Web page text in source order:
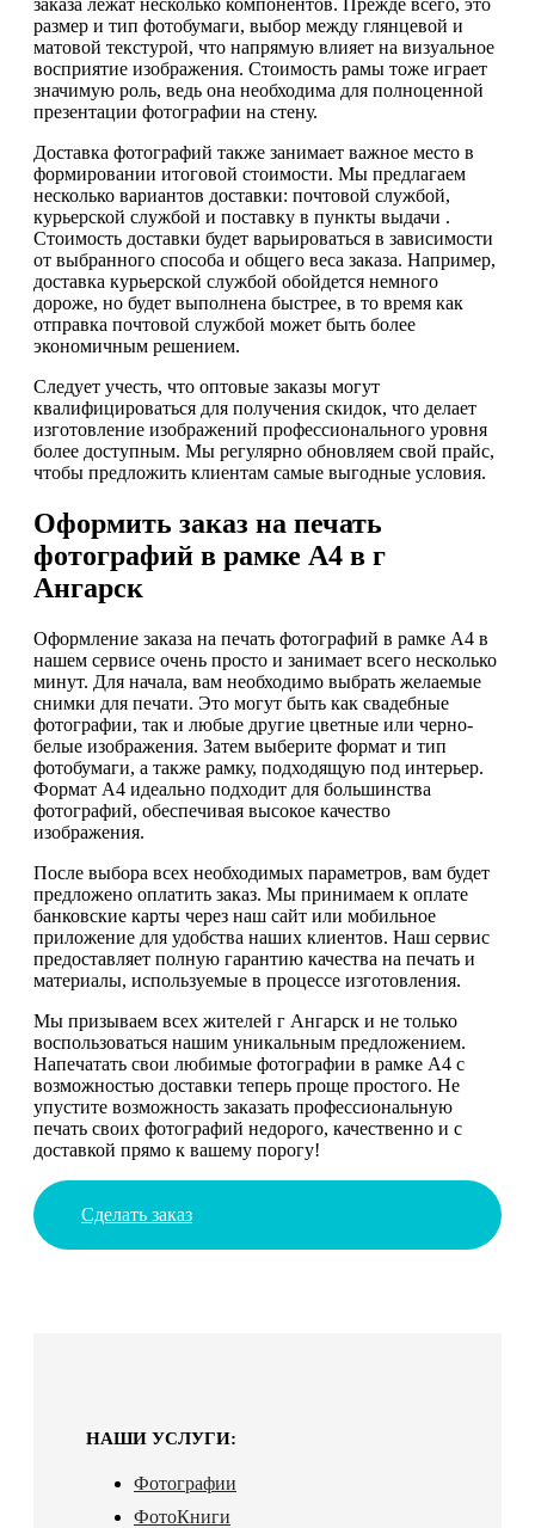
заказа лежат несколько компонентов. Прежде всего, это
размер и тип фотобумаги, выбор между глянцевой и
матовой текстурой, что напрямую влияет на визуальное
восприятие изображения. Стоимость рамы тоже играет
значимую роль, ведь она необходима для полноценной
презентации фотографии на стену.
Доставка фотографий также занимает важное место в
формировании итоговой стоимости. Мы предлагаем
несколько вариантов доставки: почтовой службой,
курьерской службой и поставку в пункты выдачи .
Стоимость доставки будет варьироваться в зависимости
от выбранного способа и общего веса заказа. Например,
доставка курьерской службой обойдется немного
дороже, но будет выполнена быстрее, в то время как
отправка почтовой службой может быть более
экономичным решением.
Следует учесть, что оптовые заказы могут
квалифицироваться для получения скидок, что делает
изготовление изображений профессионального уровня
более доступным. Мы регулярно обновляем свой прайс,
чтобы предложить клиентам самые выгодные условия.
Оформить заказ на печать
фотографий в рамке А4 в г
Ангарск
Оформление заказа на печать фотографий в рамке А4 в
нашем сервисе очень просто и занимает всего несколько
минут. Для начала, вам необходимо выбрать желаемые
снимки для печати. Это могут быть как свадебные
фотографии, так и любые другие цветные или черно-
белые изображения. Затем выберите формат и тип
фотобумаги, а также рамку, подходящую под интерьер.
Формат А4 идеально подходит для большинства
фотографий, обеспечивая высокое качество
изображения.
После выбора всех необходимых параметров, вам будет
предложено оплатить заказ. Мы принимаем к оплате
банковские карты через наш сайт или мобильное
приложение для удобства наших клиентов. Наш сервис
предоставляет полную гарантию качества на печать и
материалы, используемые в процессе изготовления.
Мы призываем всех жителей г Ангарск и не только
воспользоваться нашим уникальным предложением.
Напечатать свои любимые фотографии в рамке А4 с
возможностью доставки теперь проще простого. Не
упустите возможность заказать профессиональную
печать своих фотографий недорого, качественно и с
доставкой прямо к вашему порогу!
Сделать заказ
НАШИ УСЛУГИ:
Фотографии
ФотоКниги